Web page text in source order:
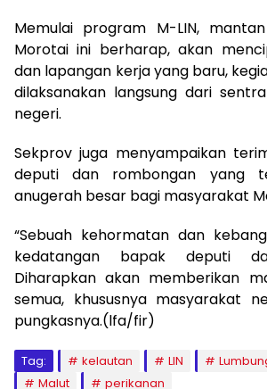
Memulai program M-LIN,
Morotai ini berharap, akan
dan lapangan kerja yang baru,
dilaksanakan langsung dari
negeri.
Sekprov juga menyampaikan
deputi dan rombongan yang
anugerah besar bagi masyarakat
“Sebuah kehormatan dan
kedatangan bapak deputi
Diharapkan akan memberikan
semua, khususnya masyarakat
pungkasnya.(lfa/fir)
Tag: kelautan LIN
Malut
perikanan